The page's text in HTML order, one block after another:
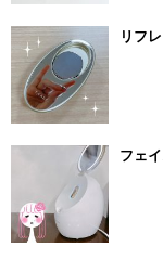
リフ
フェ